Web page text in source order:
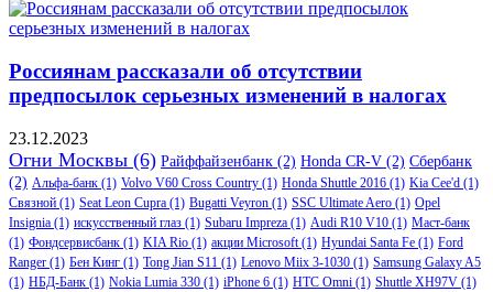
Россиянам рассказали об отсутствии
предпосылок серьезных изменений в налогах
23.12.2023
Огни Москвы (6) Райффайзенбанк (2) Honda CR-V (2) Сбербанк
(2) Альфа-банк (1) Volvo V60 Cross Country (1) Honda Shuttle 2016 (1) Kia Cee'd (1)
Связной (1) Seat Leon Cupra (1) Bugatti Veyron (1) SSC Ultimate Aero (1) Opel
Insignia (1) искусственный глаз (1) Subaru Impreza (1) Audi R10 V10 (1) Маст-банк
(1) Фондсервисбанк (1) KIA Rio (1) акции Microsoft(1) Hyundai Santa Fe (1) Ford
Ranger (1) Бен Кинг (1) Tong Jian S11 (1) Lenovo Miix 3-1030 (1) Samsung Galaxy A5
(1) НБД-Банк (1) Nokia Lumia 330 (1) iPhone 6 (1) HTC Omni (1) Shuttle XH97V (1)